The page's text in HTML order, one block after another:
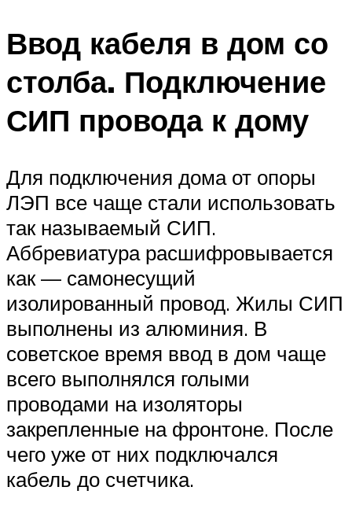
Ввод кабеля в дом со
столба. Подключение
СИП провода к дому
Для подключения дома от опоры
ЛЭП все чаще стали использовать
так называемый СИП.
Аббревиатура расшифровывается
как — самонесущий
изолированный провод. Жилы СИП
выполнены из алюминия. В
советское время ввод в дом чаще
всего выполнялся голыми
проводами на изоляторы
закрепленные на фронтоне. После
чего уже от них подключался
кабель до счетчика.